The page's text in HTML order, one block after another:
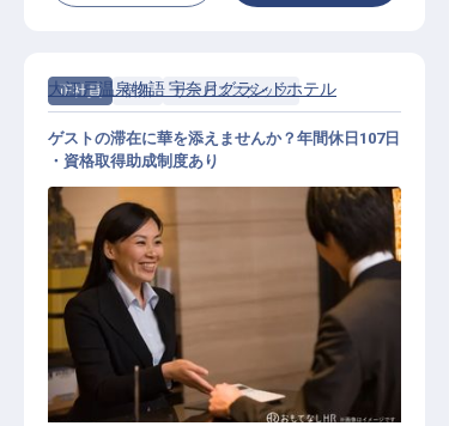
正社員 宿泊 サービススタッフ
サービススタッフ / 正社員
大江戸温泉物語 宇奈月グランドホテル
ゲストの滞在に華を添えませんか？年間休日107日
・資格取得助成制度あり